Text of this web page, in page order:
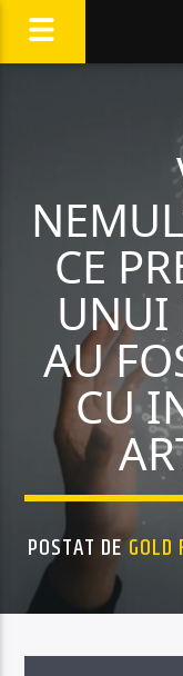
CE
UNUI
AU
CU
POSTAT DEGOLD